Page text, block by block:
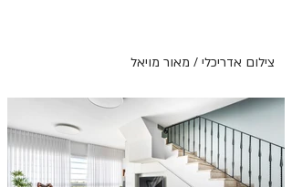
צילום אדריכלי / מאור מויאל